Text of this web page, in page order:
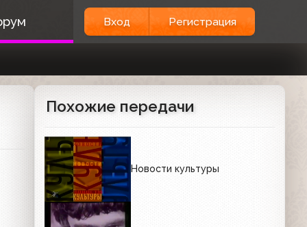
Вход Регистрация
Похожие передачи
Новости культуры